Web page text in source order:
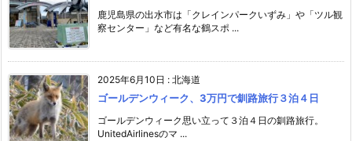
鹿児島県の出水市は「クレインパークいずみ」や「ツル観
察センター」など有名な鶴スポ ...
2025年6月10日 : 北海道
ゴールデンウィーク、3万円で釧路旅行３泊４日
ゴールデンウィーク思い立って３泊４日の釧路旅行。
UnitedAirlinesのマ ...